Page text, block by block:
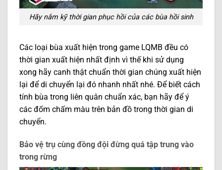
Hãy nắm kỹ thời gian phục hồi của các bùa hồi sinh
Các loại bùa xuất hiện trong game LQMB đều có
thời gian xuất hiện nhất định vì thế khi sử dụng
xong hãy canh thật chuẩn thời gian chúng xuất hiện
lại để di chuyển lại đó nhanh nhất nhé. Để biết cách
tính bùa trong liên quân chuẩn xác, bạn hãy để ý
các đốm chấm màu trên bản đồ trong thời gian di
chuyển.
Bảo vệ trụ cùng đồng đội đừng quá tập trung vào
trong rừng